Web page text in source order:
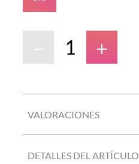
＋
－
VALORACIONES
DETALLES DEL ARTÍCULO